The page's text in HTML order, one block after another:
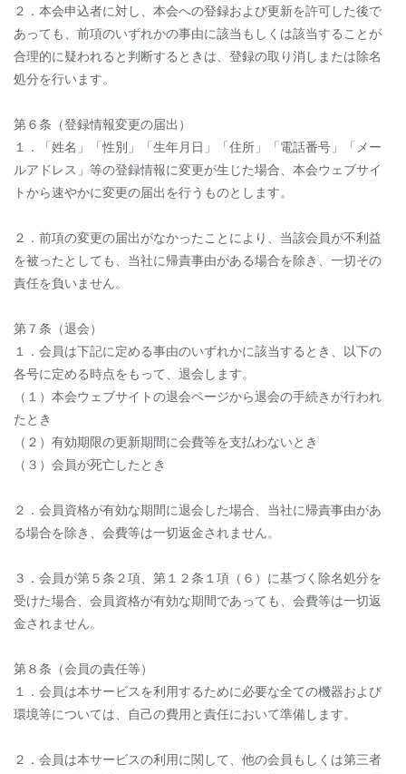
２．本会申込者に対し、本会への登録および更新を許可した後で
あっても、前項のいずれかの事由に該当もしくは該当することが
合理的に疑われると判断するときは、登録の取り消しまたは除名
処分を行います。
第６条（登録情報変更の届出）
１．「姓名」「性別」「生年月日」「住所」「電話番号」「メー
ルアドレス」等の登録情報に変更が生じた場合、本会ウェブサイ
トから速やかに変更の届出を行うものとします。
２．前項の変更の届出がなかったことにより、当該会員が不利益
を被ったとしても、当社に帰責事由がある場合を除き、一切その
責任を負いません。
第７条（退会）
１．会員は下記に定める事由のいずれかに該当するとき、以下の
各号に定める時点をもって、退会します。
（１）本会ウェブサイトの退会ページから退会の手続きが行われ
たとき
（２）有効期限の更新期間に会費等を支払わないとき
（３）会員が死亡したとき
２．会員資格が有効な期間に退会した場合、当社に帰責事由があ
る場合を除き、会費等は一切返金されません。
３．会員が第５条２項、第１２条１項（６）に基づく除名処分を
受けた場合、会員資格が有効な期間であっても、会費等は一切返
金されません。
第８条（会員の責任等）
１．会員は本サービスを利用するために必要な全ての機器および
環境等については、自己の費用と責任において準備します。
２．会員は本サービスの利用に関して、他の会員もしくは第三者